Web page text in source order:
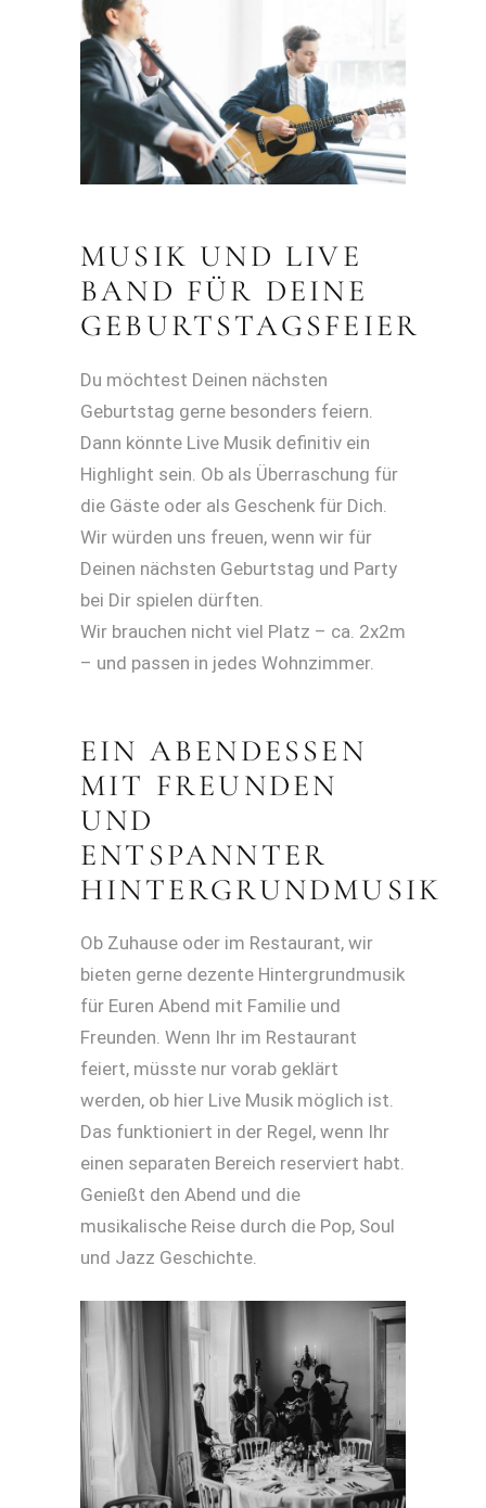
MUSIK UND LIVE
BAND FÜR DEINE
GEBURTSTAGSFEIER
Du möchtest Deinen nächsten
Geburtstag gerne besonders feiern.
Dann könnte Live Musik definitiv ein
Highlight sein. Ob als Überraschung für
die Gäste oder als Geschenk für Dich.
Wir würden uns freuen, wenn wir für
Deinen nächsten Geburtstag und Party
bei Dir spielen dürften.
Wir brauchen nicht viel Platz – ca. 2x2m
– und passen in jedes Wohnzimmer.
EIN ABENDESSEN
MIT FREUNDEN
UND
ENTSPANNTER
HINTERGRUNDMUSIK
Ob Zuhause oder im Restaurant, wir
bieten gerne dezente Hintergrundmusik
für Euren Abend mit Familie und
Freunden. Wenn Ihr im Restaurant
feiert, müsste nur vorab geklärt
werden, ob hier Live Musik möglich ist.
Das funktioniert in der Regel, wenn Ihr
einen separaten Bereich reserviert habt.
Genießt den Abend und die
musikalische Reise durch die Pop, Soul
und Jazz Geschichte.